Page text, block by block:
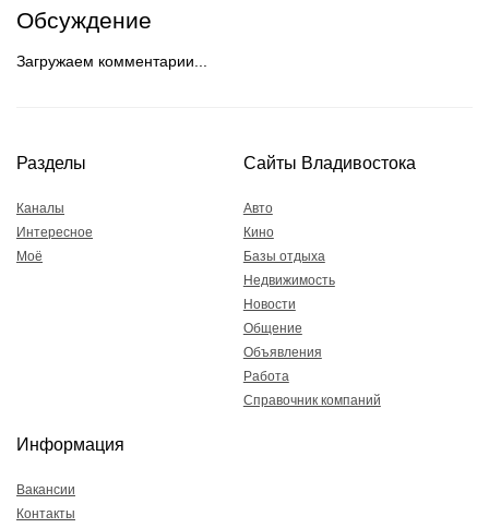
Обсуждение
Загружаем комментарии...
Разделы
Каналы
Интересное
Моё
Сайты Владивостока
Авто
Кино
Базы отдыха
Недвижимость
Новости
Общение
Объявления
Работа
Справочник компаний
Информация
Вакансии
Контакты